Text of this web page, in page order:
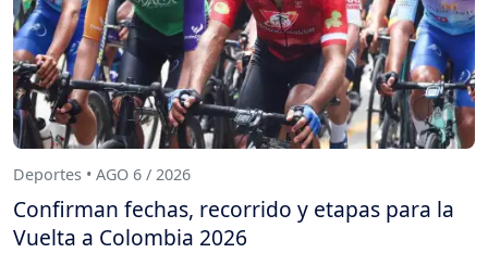
Deportes • AGO 6 / 2026
Confirman fechas, recorrido y etapas para la
Vuelta a Colombia 2026